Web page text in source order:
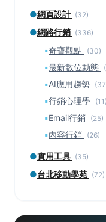
●網頁設計 (32)
●網路行銷 (336)
▪奇寶觀點 (30)
▪最新數位動態
▪AI應用趨勢
▪行銷心理學 (11)
▪Email行銷 (25)
▪內容行銷 (26)
●實用工具 (35)
●台北移動學苑 (72)